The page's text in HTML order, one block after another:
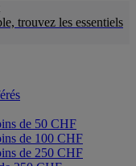
trouvez les essentiels
de 50 CHF
de 100 CHF
de 250 CHF